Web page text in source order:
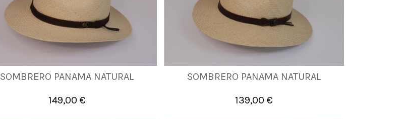
SOMBRERO PANAMA NATURAL
149,00 €
57 58 61 62 63
Añadir al carrito
SOMBRERO PANAMA NATURAL
139,00 €
55 57 58 59 60 61
Añadir al carrito